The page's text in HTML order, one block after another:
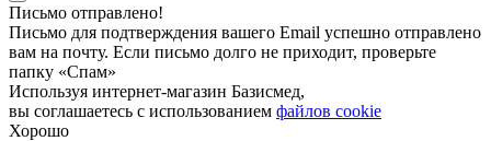
Письмо отправлено!
Письмо для подтверждения вашего Email успешно отправлено
вам на почту. Если письмо долго не приходит, проверьте
папку «Спам»
Используя интернет-магазин Базисмед,
вы соглашаетесь с использованием файлов cookie
Хорошо